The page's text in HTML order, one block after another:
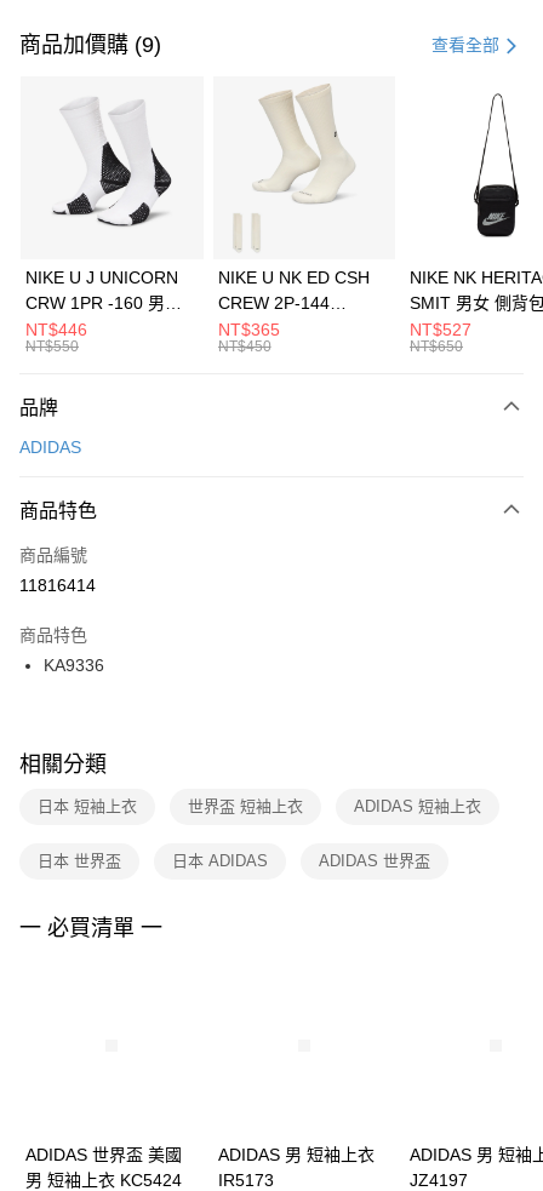
信用卡一次付款
3 期 0 利率 每期 21家銀行
合作金庫商業銀行
第一商業銀行
華南商業銀行
彰化商業銀行
上海商業儲蓄銀行
元大商業銀行
台灣樂天信用卡公司
Apple Pay
全盈+PAY
AFTEE先享後付
【關於「AFTEE先享後付」】
便利好安心！
３．安心：先確認商品／服務後，再付款。
【「AFTEE先享後付」結帳流程】
１．於結帳方式選擇「AFTEE先享後付」後，將跳轉至「AFTEE先享後付」
２．訂單成立數日內，您將收到繳費通知簡訊。
３．收到繳費通知簡訊後14天內，點擊此簡訊中的連結，可透過四大超商／
ATM／網路銀行／等多元方式進行付款，方視為交易完成。
※ 交易是否成功請以「AFTEE先享後付 」之結帳頁面顯示為準，若有關於
是否繳費成功／繳費後需取消欲退款等相關疑問，請聯繫「AFTEE先享後付
客戶支援中心」https://netprotections.freshdesk.com/support/home
１．透過由恩沛科技股份有限公司提供之「AFTEE先享後付」服務完成之交
２．關於個人資料處理事宜，請瀏覽以下網址：
運送方式
每筆NT$100，滿NT$1,500(含以上)免運費
宅配
每筆NT$100，滿NT$1,500(含以上)免運費
付款後門市自取
每筆NT$100，滿NT$1,500(含以上)免運費
商品加價購 (9) 查看全部
NIKE U J UNICORN
CRW 1PR -160 男女
中統襪 FZ3393100
NT$446
NT$550
NIKE U NK ED CSH
CREW 2P-144
EMBRDY 男女 短統襪
FZ3073133
NT$365
NT$450
NIKE NK
SMIT 男女 側背
BA5871010
NT$527
NT$650
品牌
ADIDAS
商品特色
商品編號
11816414
商品特色
KA9336
相關分類
日本 短袖上衣 世界盃 短袖上衣 ADIDAS 短袖上衣
日本 世界盃 日本 ADIDAS ADIDAS 世界盃
一 必買清單 一
ADIDAS 世界盃 美國
男 短袖上衣 KC5424
ADIDAS 男 短袖上衣
IR5173
ADIDAS 男 短袖
JZ4197